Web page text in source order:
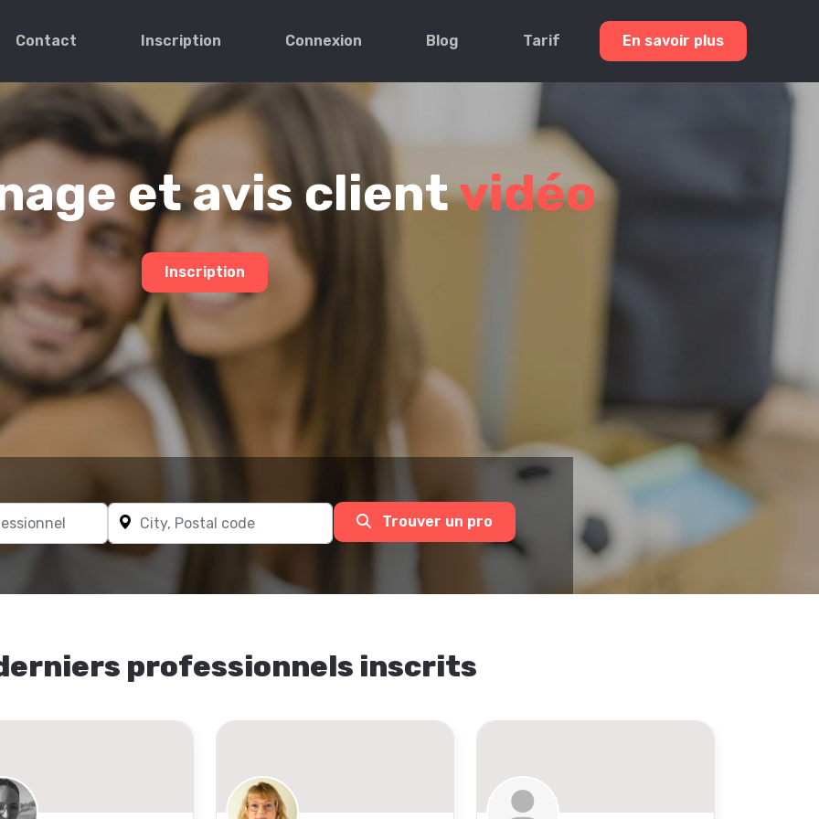
Contact Inscription Connexion Blog Tarif En savoir plus
et avis clientvidéo
Inscription
Trouver un pro
professionnels inscrits